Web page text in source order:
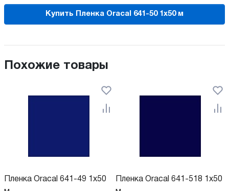
Купить Пленка Oracal 641-50 1x50 м
Похожие товары
Пленка Oracal 641-49 1x50
Пленка Oracal 641-518 1x50